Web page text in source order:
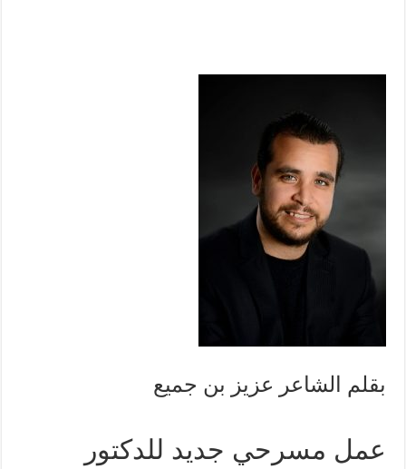
بقلم الشاعر عزيز بن جميع
عمل مسرحي جديد للدكتور